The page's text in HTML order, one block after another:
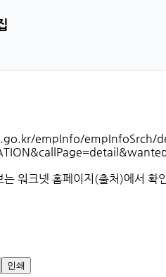
empInfo/empInfoSrch/
워크넷 홈페이지(출처)에서
인쇄